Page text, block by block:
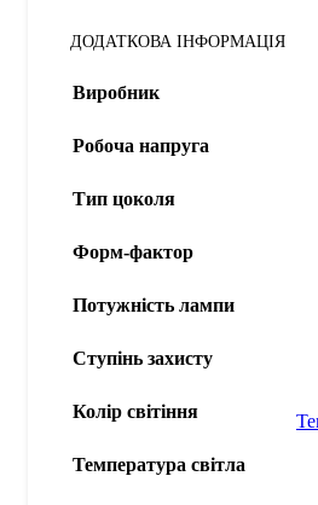
ДОДАТКОВА ІНФОРМАЦІЯ
Виробник
Робоча напруга
Тип цоколя
Форм-фактор
Потужність лампи
Ступінь захисту
Колір світіння
Температура світла